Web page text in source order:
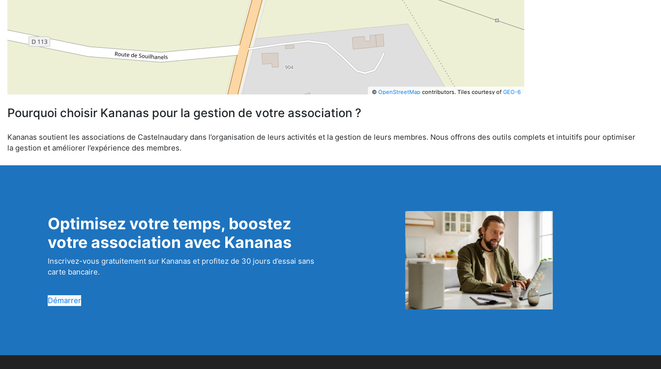
© OpenStreetMapcontributors. Tiles courtesy of GEO-6
Pourquoi choisir Kananas pour la gestion de votre association ?
Kananas soutient les associations de Castelnaudary dans l’organisation de leurs activités et la gestion de leurs membres. Nous offrons des outils complets et intuitifs pour optimiser
la gestion et améliorer l’expérience des membres.
Optimisez votre temps, boostez
votre association avec Kananas
Inscrivez-vous gratuitement sur Kananas et profitez de 30 jours d’essai sans
carte bancaire.
Démarrer